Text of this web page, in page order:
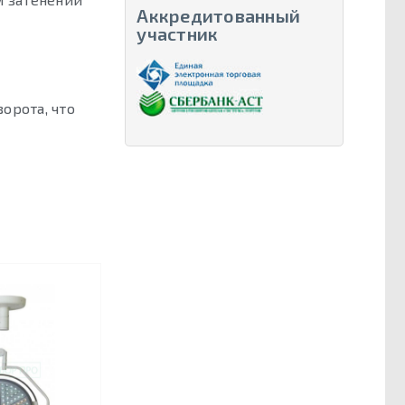
что
Аккредитованный
участник